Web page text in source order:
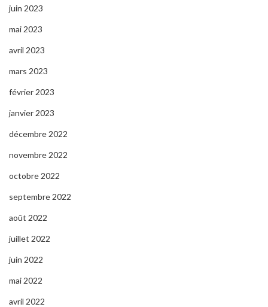
juin 2023
mai 2023
avril 2023
mars 2023
février 2023
janvier 2023
décembre 2022
novembre 2022
octobre 2022
septembre 2022
août 2022
juillet 2022
juin 2022
mai 2022
avril 2022